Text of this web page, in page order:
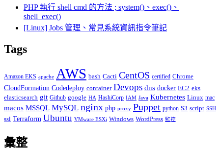
PHP 執行 shell cmd 的方法 ; system()、exec()、
shell_exec()
[Linux] Jobs 管理、常見系統資訊指令筆記
Tags
Amazon EKS apache AWS bash Cacti CentOS certified Chrome
CloudFormation Codedeploy container Devops dns docker EC2 eks
elasticsearch git Github google HA HashiCorp IAM Java Kubernetes Linux mac
macos MSSQL MySQL nginx php proxy Puppet python S3 script SSH
ssl Terraform Ubuntu VMware ESXi Windows WordPress 監控
彙整